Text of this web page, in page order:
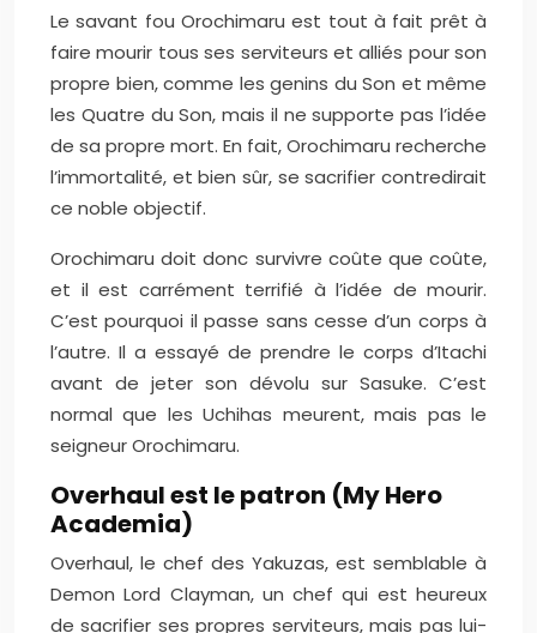
Le savant fou Orochimaru est tout à fait prêt à
faire mourir tous ses serviteurs et alliés pour son
propre bien, comme les genins du Son et même
les Quatre du Son, mais il ne supporte pas l’idée
de sa propre mort. En fait, Orochimaru recherche
l’immortalité, et bien sûr, se sacrifier contredirait
ce noble objectif.
Orochimaru doit donc survivre coûte que coûte,
et il est carrément terrifié à l’idée de mourir.
C’est pourquoi il passe sans cesse d’un corps à
l’autre. Il a essayé de prendre le corps d’Itachi
avant de jeter son dévolu sur Sasuke. C’est
normal que les Uchihas meurent, mais pas le
seigneur Orochimaru.
Overhaul est le patron (My Hero
Academia)
Overhaul, le chef des Yakuzas, est semblable à
Demon Lord Clayman, un chef qui est heureux
de sacrifier ses propres serviteurs, mais pas lui-